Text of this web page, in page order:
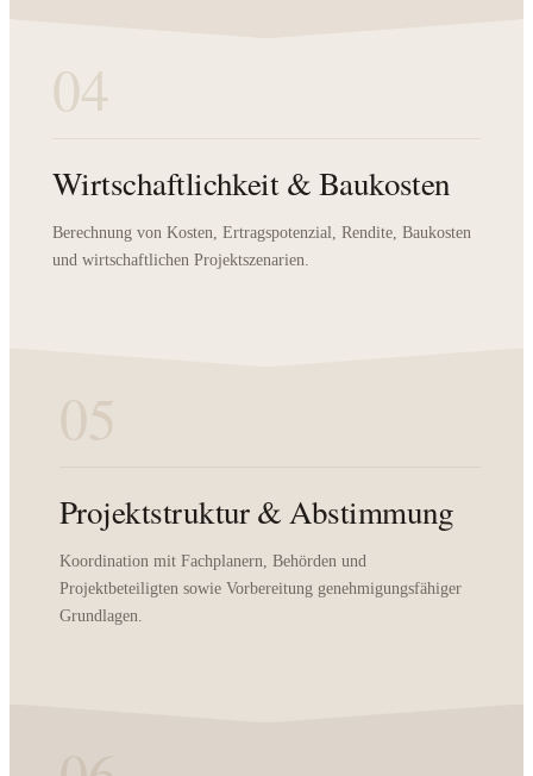
04
Wirtschaftlichkeit & Baukosten
Berechnung von Kosten, Ertragspotenzial, Rendite, Baukosten
und wirtschaftlichen Projektszenarien.
05
Projektstruktur & Abstimmung
Koordination mit Fachplanern, Behörden und
Projektbeteiligten sowie Vorbereitung genehmigungsfähiger
Grundlagen.